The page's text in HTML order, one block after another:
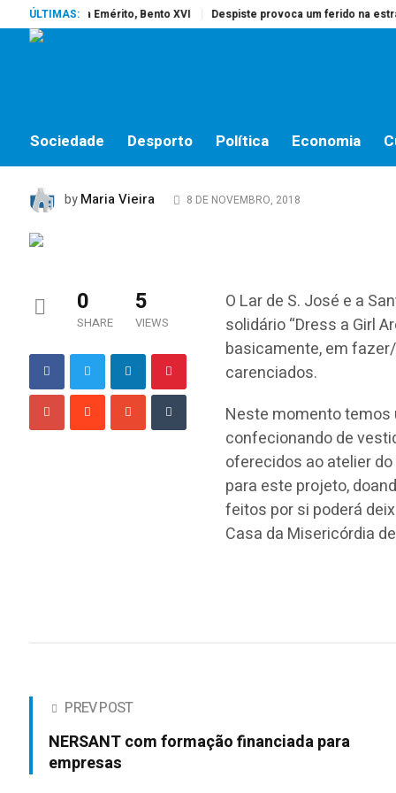
ÚLTIMAS:
o Papa Emérito, Bento XVI Despiste provoca um ferido na estrada do
Sociedade Desporto Política Economia
Around the World”
byMaria Vieira 8 DE NOVEMBRO, 2018
0
SHARE
5
VIEWS
O Lar de S. José e a
solidário “Dress a Girl
basicamente, em
carenciados.
Neste momento temos
confecionando de
oferecidos ao atelier
para este projeto,
feitos por si poderá
Casa da Misericórdia
PREV POST
NERSANT com formação financiada para
empresas